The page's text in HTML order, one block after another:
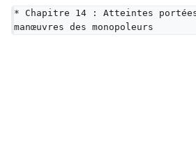
* Chapitre 14 : Atteintes portées
manœuvres des monopoleurs